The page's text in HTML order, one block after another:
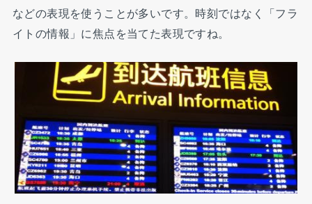
などの表現を使うことが多いです。時刻ではなく「フラ
イトの情報」に焦点を当てた表現ですね。